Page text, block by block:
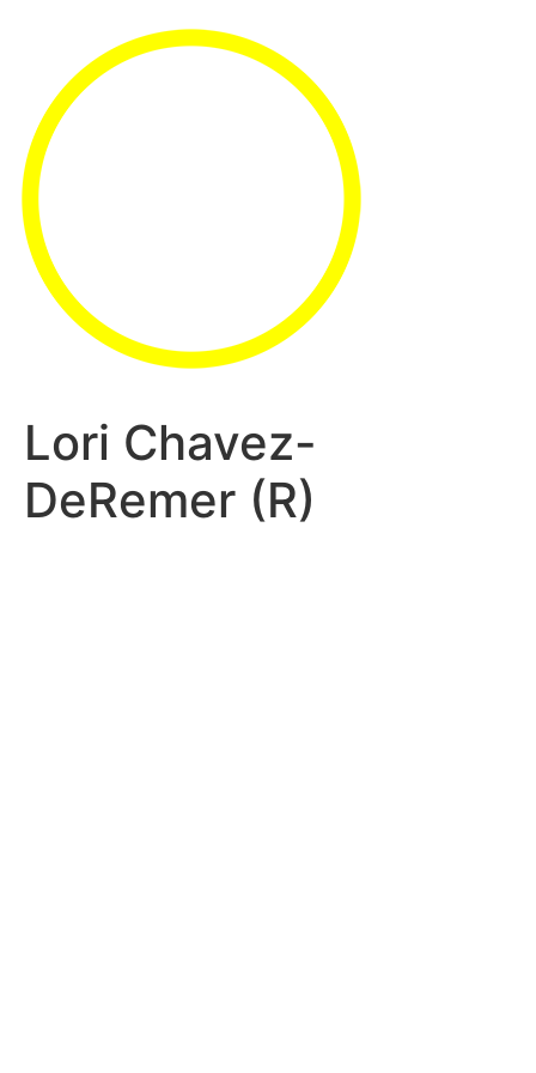
Lori Chavez-
DeRemer (R)